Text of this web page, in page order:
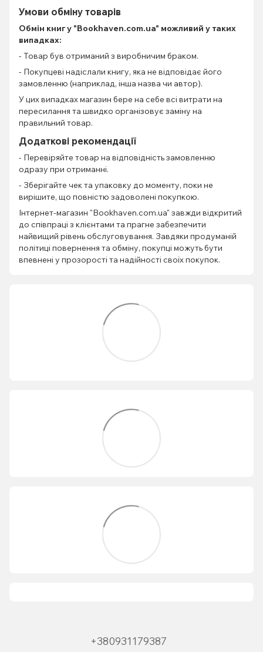
Умови обміну товарів
Обмін книгу "Bookhaven.com.ua" можливий у таких
випадках:
- Товар був отриманий з виробничим браком.
- Покупцеві надіслали книгу, яка не відповідає його
замовленню (наприклад, інша назва чи автор).
У цих випадках магазин бере на себе всі витрати на
пересилання та швидко організовує заміну на
правильний товар.
Додаткові рекомендації
- Перевіряйте товар на відповідність замовленню
одразу при отриманні.
- Зберігайте чек та упаковку до моменту, поки не
вирішите, що повністю задоволені покупкою.
Інтернет-магазин "Bookhaven.com.ua" завжди відкритий
до співпраці з клієнтами та прагне забезпечити
найвищий рівень обслуговування. Завдяки продуманій
політиці повернення та обміну, покупці можуть бути
впевнені у прозорості та надійності своїх покупок.
+380931179387